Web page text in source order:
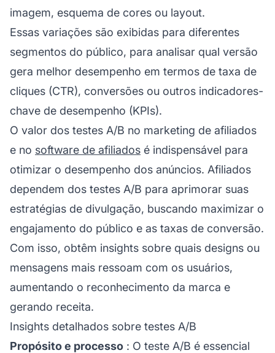
imagem, esquema de cores ou layout.
Essas variações são exibidas para diferentes
segmentos do público, para analisar qual versão
gera melhor desempenho em termos de taxa de
cliques (CTR), conversões ou outros indicadores-
chave de desempenho (KPIs).
O valor dos testes A/B no marketing de afiliados
e no software de afiliados é indispensável para
otimizar o desempenho dos anúncios. Afiliados
dependem dos testes A/B para aprimorar suas
estratégias de divulgação, buscando maximizar o
engajamento do público e as taxas de conversão.
Com isso, obtêm insights sobre quais designs ou
mensagens mais ressoam com os usuários,
aumentando o reconhecimento da marca e
gerando receita.
Insights detalhados sobre testes A/B
Propósito e processo : O teste A/B é essencial